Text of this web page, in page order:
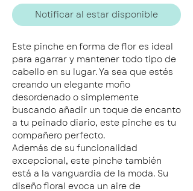
Notificar al estar disponible
Este pinche en forma de flor es ideal
para agarrar y mantener todo tipo de
cabello en su lugar. Ya sea que estés
creando un elegante moño
desordenado o simplemente
buscando añadir un toque de encanto
a tu peinado diario, este pinche es tu
compañero perfecto.
Además de su funcionalidad
excepcional, este pinche también
está a la vanguardia de la moda. Su
diseño floral evoca un aire de